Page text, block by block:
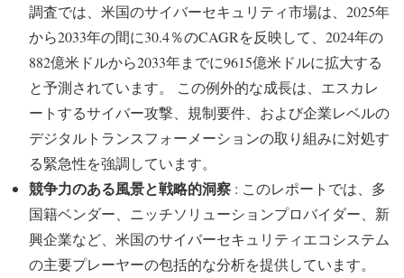
調査では、米国のサイバーセキュリティ市場は、2025年
から2033年の間に30.4％のCAGRを反映して、2024年の
882億米ドルから2033年までに9615億米ドルに拡大する
と予測されています。 この例外的な成長は、エスカレ
ートするサイバー攻撃、規制要件、および企業レベルの
デジタルトランスフォーメーションの取り組みに対処す
る緊急性を強調しています。
競争力のある風景と戦略的洞察 : このレポートでは、多
国籍ベンダー、ニッチソリューションプロバイダー、新
興企業など、米国のサイバーセキュリティエコシステム
の主要プレーヤーの包括的な分析を提供しています。